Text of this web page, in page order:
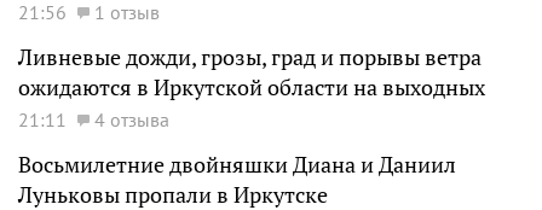
21:56 1 отзыв
Ливневые дожди, грозы, град и порывы ветра
ожидаются в Иркутской области на выходных
21:11 4 отзыва
Восьмилетние двойняшки Диана и Даниил
Луньковы пропали в Иркутске